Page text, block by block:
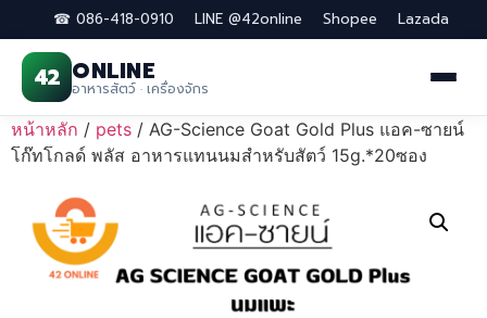
☎ 086-418-0910 LINE @42online Shopee Lazada
42 ONLINE
อาหารสัตว์ · เครื่องจักร
Skip
to
หน้าหลัก / pets / AG-Science Goat Gold Plus แอค-ซายน์
โก๊ทโกลด์ พลัส อาหารแทนนมสำหรับสัตว์ 15g.*20ซอง